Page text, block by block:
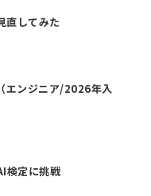
直してみた
エンジニア/2026年入
検定に挑戦